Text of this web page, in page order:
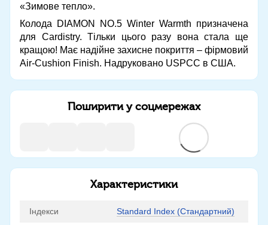
«Зимове тепло».
Колода DIAMON NO.5 Winter Warmth призначена
для Cardistry. Тільки цього разу вона стала ще
кращою! Має надійне захисне покриття – фірмовий
Air-Cushion Finish. Надруковано USPCC в США.
Поширити у соцмережах
Характеристики
Індекси Standard Index (Стандартний)